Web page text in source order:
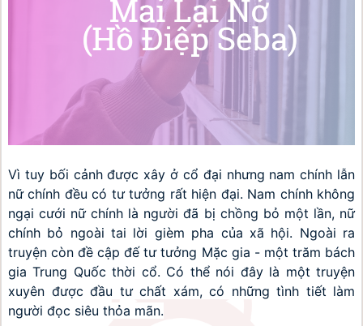
Vì tuy bối cảnh được xây ở cổ đại nhưng nam chính lẫn
nữ chính đều có tư tưởng rất hiện đại. Nam chính không
ngại cưới nữ chính là người đã bị chồng bỏ một lần, nữ
chính bỏ ngoài tai lời gièm pha của xã hội. Ngoài ra
truyện còn đề cập đế tư tưởng Mặc gia - một trăm bách
gia Trung Quốc thời cổ. Có thể nói đây là một truyện
xuyên được đầu tư chất xám, có những tình tiết làm
người đọc siêu thỏa mãn.